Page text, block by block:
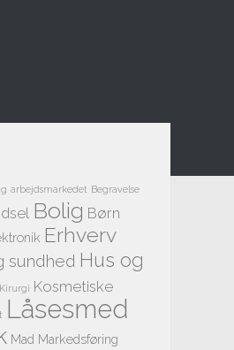
arbejdsmarkedet Begravelse
Bolig Børn
Erhverv
sundhed Hus og
Kirurgi Kosmetiske
Låsesmed
Mad Markedsføring